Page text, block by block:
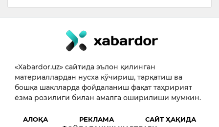
«Xabardor.uz» сайтида эълон қилинган
материаллардан нусха кўчириш, тарқатиш ва
бошқа шаклларда фойдаланиш фақат таҳририят
ёзма розилиги билан амалга оширилиши мумкин.
АЛОҚА РЕКЛАМА
САЙТ ҲАҚИДА